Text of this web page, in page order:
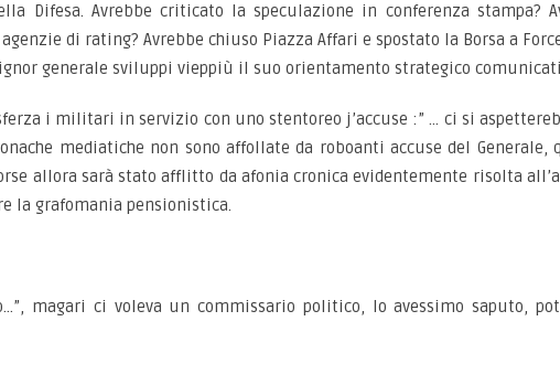
Difesa. Avrebbe criticato la speculazione in conferenza stampa?
di rating? Avrebbe chiuso Piazza Affari e spostato la Borsa a
generale sviluppi vieppiù il suo orientamento strategico
i militari in servizio con uno stentoreo j’accuse :” … ci si
mediatiche non sono affollate da roboanti accuse del Generale,
allora sarà stato afflitto da afonia cronica evidentemente risolta
la grafomania pensionistica.
ci voleva un commissario politico, lo avessimo saputo,